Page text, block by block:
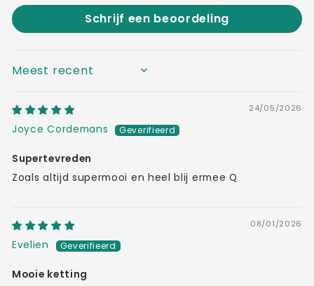
Schrijf een beoordeling
SORT BY
24/05/2026
Joyce Cordemans
Supertevreden
Zoals altijd supermooi en heel blij ermee Q
08/01/2026
Evelien
Mooie ketting